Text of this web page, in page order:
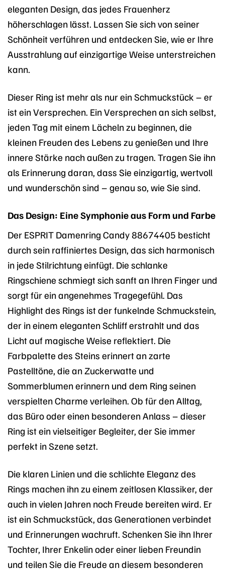
eleganten Design, das jedes Frauenherz
höherschlagen lässt. Lassen Sie sich von seiner
Schönheit verführen und entdecken Sie, wie er Ihre
Ausstrahlung auf einzigartige Weise unterstreichen
kann.
Dieser Ring ist mehr als nur ein Schmuckstück – er
ist ein Versprechen. Ein Versprechen an sich selbst,
jeden Tag mit einem Lächeln zu beginnen, die
kleinen Freuden des Lebens zu genießen und Ihre
innere Stärke nach außen zu tragen. Tragen Sie ihn
als Erinnerung daran, dass Sie einzigartig, wertvoll
und wunderschön sind – genau so, wie Sie sind.
Das Design: Eine Symphonie aus Form und Farbe
Der ESPRIT Damenring Candy 88674405 besticht
durch sein raffiniertes Design, das sich harmonisch
in jede Stilrichtung einfügt. Die schlanke
Ringschiene schmiegt sich sanft an Ihren Finger und
sorgt für ein angenehmes Tragegefühl. Das
Highlight des Rings ist der funkelnde Schmuckstein,
der in einem eleganten Schliff erstrahlt und das
Licht auf magische Weise reflektiert. Die
Farbpalette des Steins erinnert an zarte
Pastelltöne, die an Zuckerwatte und
Sommerblumen erinnern und dem Ring seinen
verspielten Charme verleihen. Ob für den Alltag,
das Büro oder einen besonderen Anlass – dieser
Ring ist ein vielseitiger Begleiter, der Sie immer
perfekt in Szene setzt.
Die klaren Linien und die schlichte Eleganz des
Rings machen ihn zu einem zeitlosen Klassiker, der
auch in vielen Jahren noch Freude bereiten wird. Er
ist ein Schmuckstück, das Generationen verbindet
und Erinnerungen wachruft. Schenken Sie ihn Ihrer
Tochter, Ihrer Enkelin oder einer lieben Freundin
und teilen Sie die Freude an diesem besonderen